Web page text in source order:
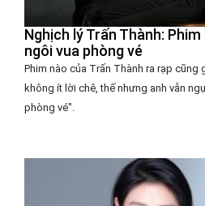
Nghịch lý Trấn Thành:
ngôi vua phòng vé
Phim nào của Trấn Thành ra rạp cũng
không ít lời chê, thế nhưng anh vẫn
phòng vé".